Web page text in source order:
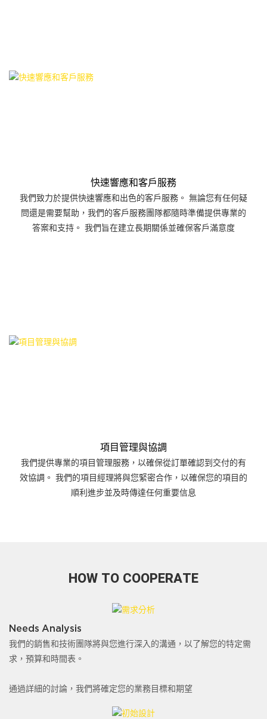
快速響應和客戶服務
我們致力於提供快速響應和出色的客戶服務。 無論您有任何疑
問還是需要幫助，我們的客戶服務團隊都隨時準備提供專業的
答案和支持。 我們旨在建立長期關係並確保客戶滿意度
項目管理與協調
我們提供專業的項目管理服務，以確保從訂單確認到交付的有
效協調。 我們的項目經理將與您緊密合作，以確保您的項目的
順利進步並及時傳達任何重要信息
HOW TO COOPERATE
Needs Analysis
我們的銷售和技術團隊將與您進行深入的溝通，以了解您的特定需
求，預算和時間表。
通過詳細的討論，我們將確定您的業務目標和期望